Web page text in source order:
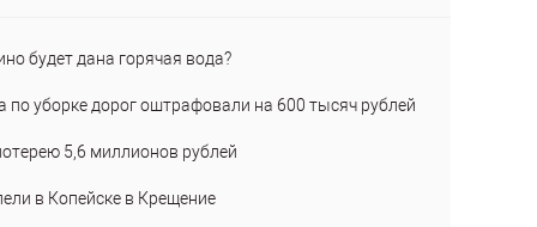
будет дана горячая вода?
по уборке дорог оштрафовали на 600 тысяч рублей
5,6 миллионов рублей
в Копейске в Крещение